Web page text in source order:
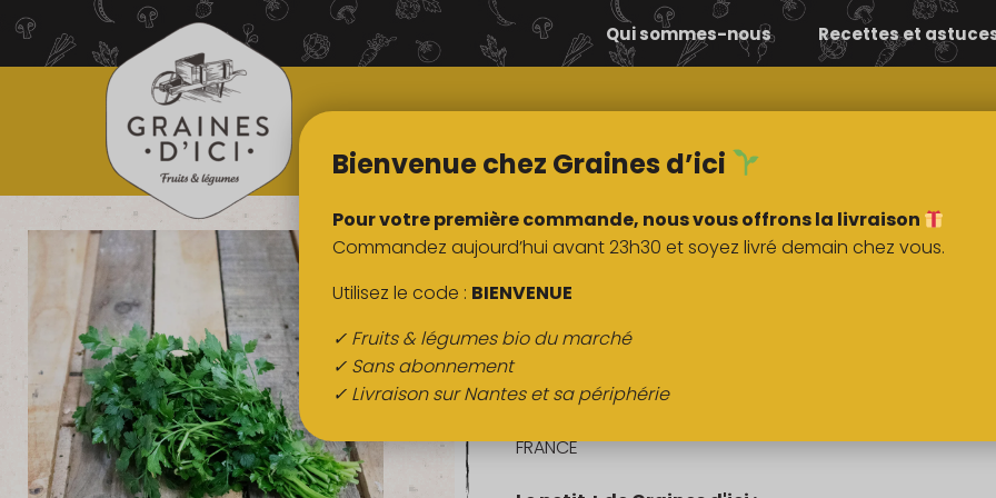
TOUS NOS
Comment ça
marche ?
Nos
Qui sommes-nous Recettes et
DESCRIPTION ASTUCE RECETTES
Persil plat
FRANCE
Bienvenue chez Graines d’ici
Pour votre première commande, nous vous offrons la livraison
Commandez aujourd’hui avant 23h30 et soyez livré demain chez vous.
Utilisez le code : BIENVENUE
✓ Fruits & légumes bio du marché
✓ Sans abonnement
✓ Livraison sur Nantes et sa périphérie